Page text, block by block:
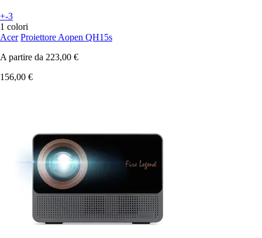
+-3
1 colori
Acer Proiettore Aopen QH15s
A partire da 223,00 €
156,00 €